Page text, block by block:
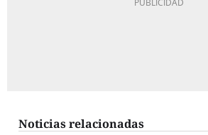
Noticias relacionadas